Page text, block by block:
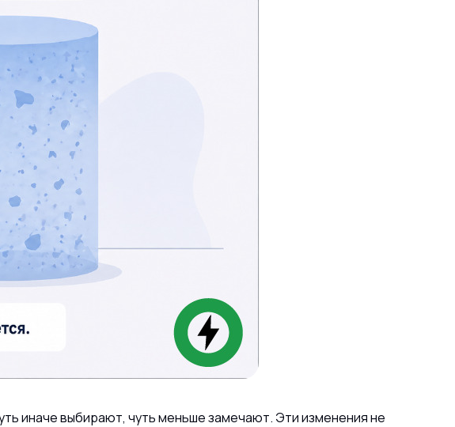
иначе выбирают, чуть меньше замечают. Эти изменения не